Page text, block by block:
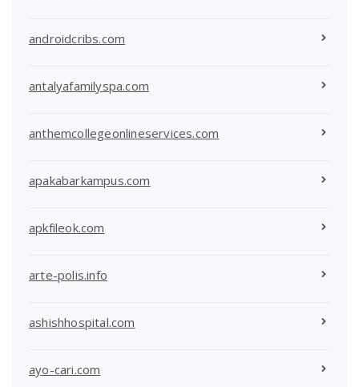
androidcribs.com
antalyafamilyspa.com
anthemcollegeonlineservices.com
apakabarkampus.com
apkfileok.com
arte-polis.info
ashishhospital.com
ayo-cari.com